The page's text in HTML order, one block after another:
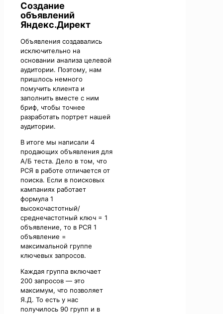
Создание
объявлений
Яндекс.Директ
Объявления создавались
исключительно на
основании анализа целевой
аудитории. Поэтому, нам
пришлось немного
помучить клиента и
заполнить вместе с ним
бриф, чтобы точнее
разработать портрет нашей
аудитории.
В итоге мы написали 4
продающих объявления для
А/Б теста. Дело в том, что
РСЯ в работе отличается от
поиска. Если в поисковых
кампаниях работает
формула 1
высокочастотный/
среднечастотный ключ = 1
объявление, то в РСЯ 1
объявление =
максимальной группе
ключевых запросов.
Каждая группа включает
200 запросов — это
максимум, что позволяет
Я.Д. То есть у нас
получилось 90 групп и в